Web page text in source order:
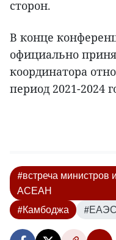
сторон.
В конце
официально
координатора
период 2021-2024
#встреча министров
АСЕАН
#Камбоджа
#ЕАЭС